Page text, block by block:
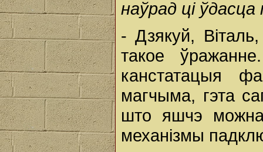
наўрад ці ўдасца
- Дзякуй,
такое
канстатацыя
магчыма, гэта
што яшчэ можна
механізмы